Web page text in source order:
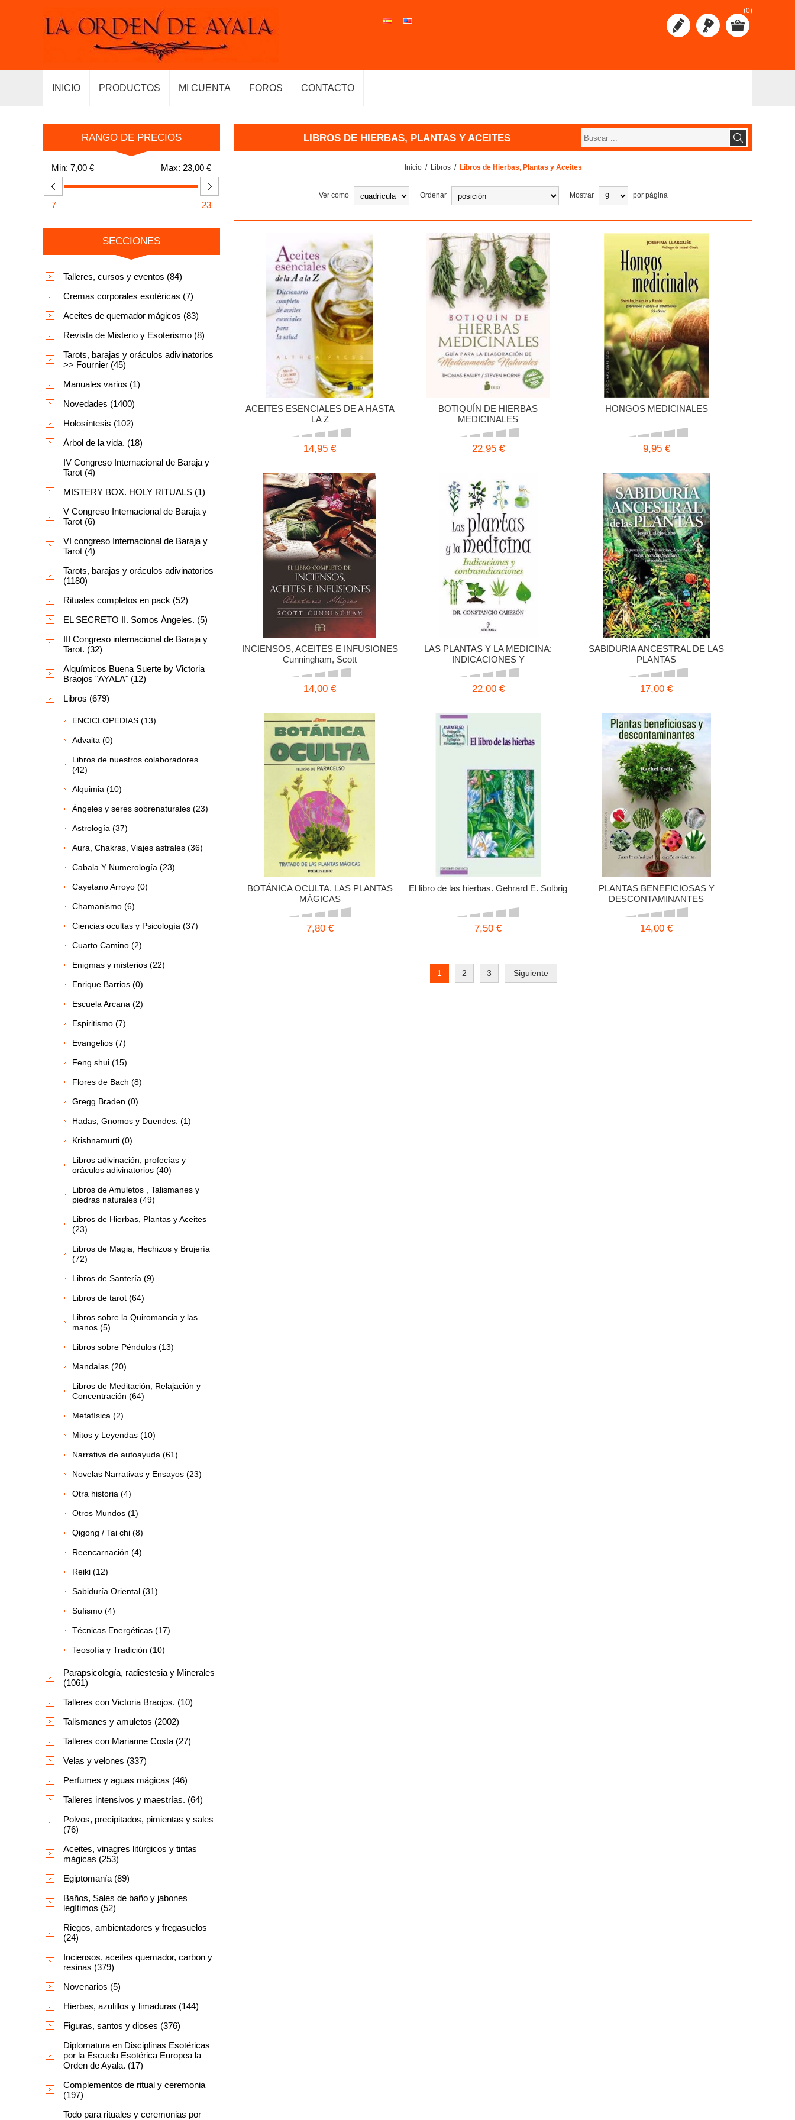
(0)
INICIO PRODUCTOS MI CUENTA FOROS CONTACTO
LIBROS DE HIERBAS, PLANTAS Y ACEITES
Inicio / Libros / Libros de Hierbas, Plantas y Aceites
Ver como Ordenar Mostrar por página
ACEITES ESENCIALES DE A HASTA
LA Z
14,95 €
BOTIQUÍN DE HIERBAS
MEDICINALES
22,95 €
HONGOS MEDICINALES
9,95 €
INCIENSOS, ACEITES E INFUSIONES
Cunningham, Scott
14,00 €
LAS PLANTAS Y LA MEDICINA:
INDICACIONES Y
CONTRAINDICACIONES
22,00 €
SABIDURIA ANCESTRAL DE LAS
PLANTAS
17,00 €
BOTÁNICA OCULTA. LAS PLANTAS
MÁGICAS
7,80 €
El libro de las hierbas. Gehrard E. Solbrig
7,50 €
PLANTAS BENEFICIOSAS Y
DESCONTAMINANTES
14,00 €
1 2 3 Siguiente
RANGO DE PRECIOS
Min: 7,00 € Max: 23,00 €
7 23
SECCIONES
Talleres, cursos y eventos (84)
Cremas corporales esotéricas (7)
Aceites de quemador mágicos (83)
Revista de Misterio y Esoterismo (8)
Tarots, barajas y oráculos adivinatorios
>> Fournier (45)
Manuales varios (1)
Novedades (1400)
Holosíntesis (102)
Árbol de la vida. (18)
IV Congreso Internacional de Baraja y
Tarot (4)
MISTERY BOX. HOLY RITUALS (1)
V Congreso Internacional de Baraja y
Tarot (6)
VI congreso Internacional de Baraja y
Tarot (4)
Tarots, barajas y oráculos adivinatorios
(1180)
Rituales completos en pack (52)
EL SECRETO II. Somos Ángeles. (5)
III Congreso internacional de Baraja y
Tarot. (32)
Alquímicos Buena Suerte by Victoria
Braojos "AYALA" (12)
Libros (679)
ENCICLOPEDIAS (13)
Advaita (0)
Libros de nuestros colaboradores
(42)
Alquimia (10)
Ángeles y seres sobrenaturales (23)
Astrología (37)
Aura, Chakras, Viajes astrales (36)
Cabala Y Numerología (23)
Cayetano Arroyo (0)
Chamanismo (6)
Ciencias ocultas y Psicología (37)
Cuarto Camino (2)
Enigmas y misterios (22)
Enrique Barrios (0)
Escuela Arcana (2)
Espiritismo (7)
Evangelios (7)
Feng shui (15)
Flores de Bach (8)
Gregg Braden (0)
Hadas, Gnomos y Duendes. (1)
Krishnamurti (0)
Libros adivinación, profecías y
oráculos adivinatorios (40)
Libros de Amuletos , Talismanes y
piedras naturales (49)
Libros de Hierbas, Plantas y Aceites
(23)
Libros de Magia, Hechizos y Brujería
(72)
Libros de Santería (9)
Libros de tarot (64)
Libros sobre la Quiromancia y las
manos (5)
Libros sobre Péndulos (13)
Mandalas (20)
Libros de Meditación, Relajación y
Concentración (64)
Metafísica (2)
Mitos y Leyendas (10)
Narrativa de autoayuda (61)
Novelas Narrativas y Ensayos (23)
Otra historia (4)
Otros Mundos (1)
Qigong / Tai chi (8)
Reencarnación (4)
Reiki (12)
Sabiduría Oriental (31)
Sufismo (4)
Técnicas Energéticas (17)
Teosofía y Tradición (10)
Parapsicología, radiestesia y Minerales
(1061)
Talleres con Victoria Braojos. (10)
Talismanes y amuletos (2002)
Talleres con Marianne Costa (27)
Velas y velones (337)
Perfumes y aguas mágicas (46)
Talleres intensivos y maestrías. (64)
Polvos, precipitados, pimientas y sales
(76)
Aceites, vinagres litúrgicos y tintas
mágicas (253)
Egiptomanía (89)
Baños, Sales de baño y jabones
legítimos (52)
Riegos, ambientadores y fregasuelos
(24)
Inciensos, aceites quemador, carbon y
resinas (379)
Novenarios (5)
Hierbas, azulillos y limaduras (144)
Figuras, santos y dioses (376)
Diplomatura en Disciplinas Esotéricas
por la Escuela Esotérica Europea la
Orden de Ayala. (17)
Complementos de ritual y ceremonia
(197)
Todo para rituales y ceremonias por